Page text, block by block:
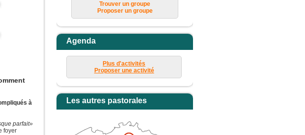
à
parfait»
foyer
Trouver un groupe
Proposer un groupe
Agenda
Plus d'activités
Proposer une activité
Les autres pastorales